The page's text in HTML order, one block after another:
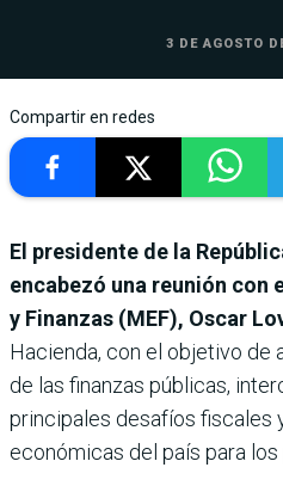
3 DE AGOSTO
Compartir en redes
El presidente de la
encabezó una reunión con
y Finanzas (MEF), Oscar
Hacienda, con el objetivo de
de las finanzas públicas,
principales desafíos fiscales
económicas del país para